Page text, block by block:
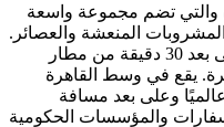
والتي تضم مجموعة واسعة
المنعشة والعصائر.
يقع على الضفة الغربية لنهر النيل، على بعد 30 دقيقة من مطار
يقع في وسط القاهرة
وعلى بعد مسافة
والمؤسسات الحكومية